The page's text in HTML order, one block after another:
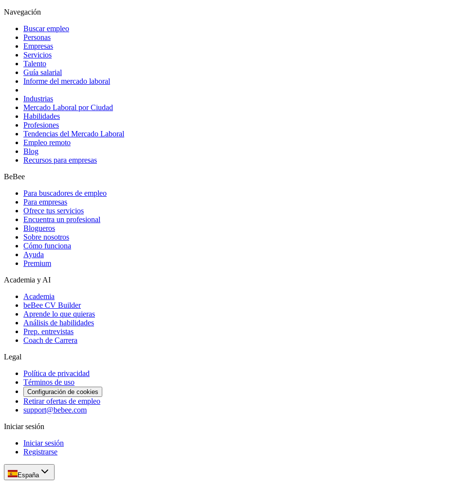
Navegación
Buscar empleo
Personas
Empresas
Servicios
Talento
Guía salarial
Informe del mercado laboral
Industrias
Mercado Laboral por Ciudad
Habilidades
Profesiones
Tendencias del Mercado Laboral
Empleo remoto
Blog
Recursos para empresas
BeBee
Para buscadores de empleo
Para empresas
Ofrece tus servicios
Encuentra un profesional
Blogueros
Sobre nosotros
Cómo funciona
Ayuda
Premium
Academia y AI
Academia
beBee CV Builder
Aprende lo que quieras
Análisis de habilidades
Prep. entrevistas
Coach de Carrera
Legal
Política de privacidad
Términos de uso
Configuración de cookies
Retirar ofertas de empleo
support@bebee.com
Iniciar sesión
Iniciar sesión
Registrarse
España